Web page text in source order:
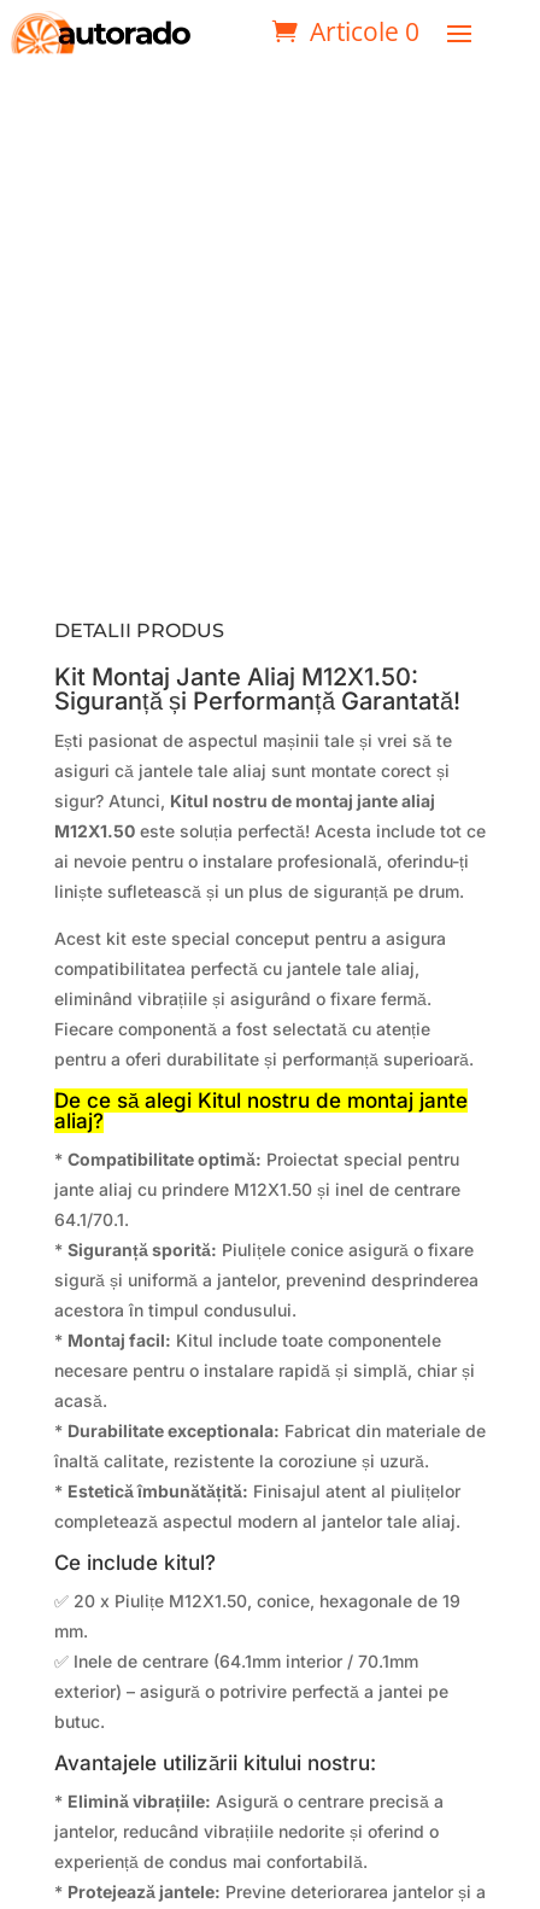
Articole 0
DETALII PRODUS
Kit Montaj Jante Aliaj M12X1.50:
Siguranță și Performanță Garantată!
Ești pasionat de aspectul mașinii tale și vrei să te
asiguri că jantele tale aliaj sunt montate corect și
sigur? Atunci, Kitul nostru de montaj jante aliaj
M12X1.50este soluția perfectă! Acesta include tot ce
ai nevoie pentru o instalare profesională, oferindu-ți
liniște sufletească și un plus de siguranță pe drum.
Acest kit este special conceput pentru a asigura
compatibilitatea perfectă cu jantele tale aliaj,
eliminând vibrațiile și asigurând o fixare fermă.
Fiecare componentă a fost selectată cu atenție
pentru a oferi durabilitate și performanță superioară.
De ce să alegi Kitul nostru de montaj jante
aliaj?
* Compatibilitate optimă: Proiectat special pentru
jante aliaj cu prindere M12X1.50 și inel de centrare
64.1/70.1.
* Siguranță sporită: Piulițele conice asigură o fixare
sigură și uniformă a jantelor, prevenind desprinderea
acestora în timpul condusului.
* Montaj facil: Kitul include toate componentele
necesare pentru o instalare rapidă și simplă, chiar și
acasă.
* Durabilitate exceptionala: Fabricat din materiale de
înaltă calitate, rezistente la coroziune și uzură.
* Estetică îmbunătățită: Finisajul atent al piulițelor
completează aspectul modern al jantelor tale aliaj.
Ce include kitul?
✅ 20 x Piulițe M12X1.50, conice, hexagonale de 19
mm.
✅ Inele de centrare (64.1mm interior / 70.1mm
exterior) – asigură o potrivire perfectă a jantei pe
butuc.
Avantajele utilizării kitului nostru:
* Elimină vibrațiile: Asigură o centrare precisă a
jantelor, reducând vibrațiile nedorite și oferind o
experiență de condus mai confortabilă.
* Protejează jantele: Previne deteriorarea jantelor și a